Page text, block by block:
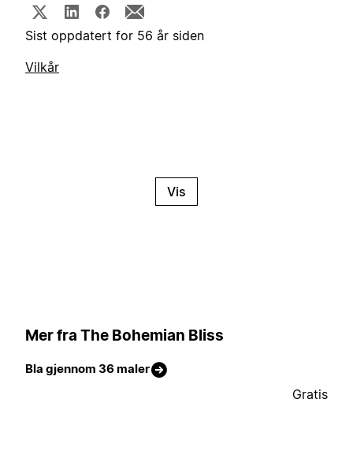
Sist oppdatert for 56 år siden
Vilkår
Vis
Mer fra The Bohemian Bliss
Bla gjennom 36 maler
Gratis